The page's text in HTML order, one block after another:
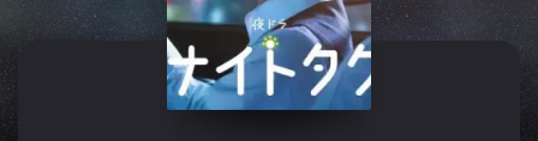
暂无观看影片的记录